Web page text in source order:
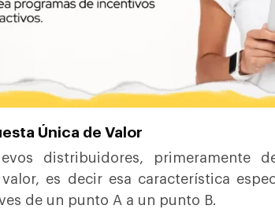
Única de Valor
distribuidores, primeramente
es decir esa característica
de un punto A a un punto B.